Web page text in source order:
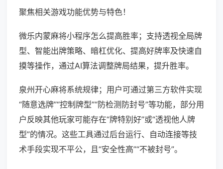
聚焦相关游戏功能优势与特色！
微乐内蒙麻将小程序怎么提高胜率；支持透视全局牌
型、智能出牌策略、暗杠优化、提高好牌率及快速自
摸等操作，通过AI算法调整牌局结果，提升胜率。
泉州开心麻将系统规律；用户可通过第三方软件实现
“随意选牌”“控制牌型”“防检测防封号”等功能，部分用
户反映其他玩家可能存在“牌特别好”或“透视他人牌
型”的情况。这些工具通过后台运行、自动连接等技
术手段实现不平公，且“安全性高”“不被封号”。